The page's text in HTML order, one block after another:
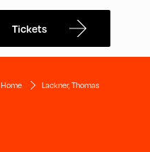
Tickets
Home Lackner, Thomas